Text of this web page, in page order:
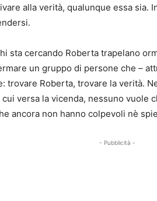
alla verità, qualunque essa sia.
sta cercando Roberta trapelano
un gruppo di persone che –
trovare Roberta, trovare la verità.
versa la vicenda, nessuno vuole
ancora non hanno colpevoli nè
- Pubblicità -